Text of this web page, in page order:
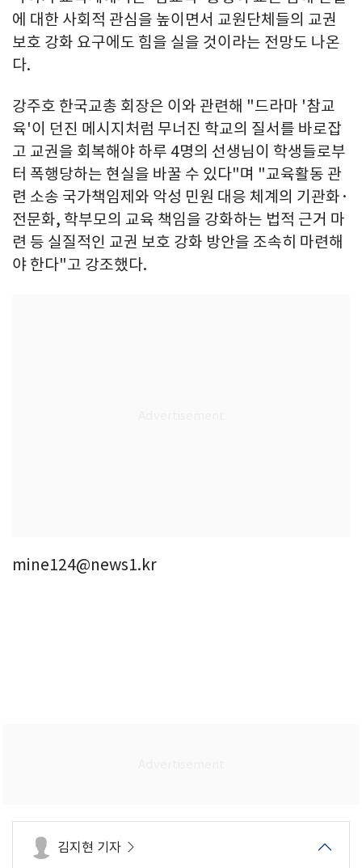
에 대한 사회적 관심을 높이면서 교원단체들의 교권
보호 강화 요구에도 힘을 실을 것이라는 전망도 나온
다.
강주호 한국교총 회장은 이와 관련해 "드라마 '참교
육'이 던진 메시지처럼 무너진 학교의 질서를 바로잡
고 교권을 회복해야 하루 4명의 선생님이 학생들로부
터 폭행당하는 현실을 바꿀 수 있다"며 "교육활동 관
련 소송 국가책임제와 악성 민원 대응 체계의 기관화·
전문화, 학부모의 교육 책임을 강화하는 법적 근거 마
련 등 실질적인 교권 보호 강화 방안을 조속히 마련해
야 한다"고 강조했다.
mine124@news1.kr
김지현 기자